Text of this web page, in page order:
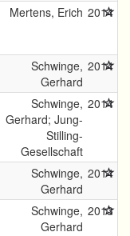
Mertens, Erich 2014
Schwinge,
Gerhard
2014
Schwinge,
Gerhard; Jung-
Stilling-
Gesellschaft
2014
Schwinge,
Gerhard
2014
Schwinge,
Gerhard
2013